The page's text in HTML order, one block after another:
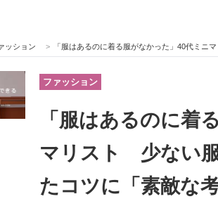
と働き方のヒント
企業向けIT製品の総合サイト
ッション > 「服はあるのに着る服がなかった」40代ミニマリス
ファッション
「服はあるのに着
マリスト 少ない
たコツに「素敵な